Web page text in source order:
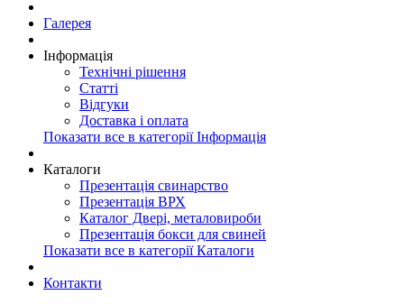
Галерея
Інформація
Технічні рішення
Статті
Відгуки
Доставка і оплата
Показати все в категорії Інформація
Каталоги
Презентація свинарство
Презентація ВРХ
Каталог Двері, металовироби
Презентація бокси для свиней
Показати все в категорії Каталоги
Контакти